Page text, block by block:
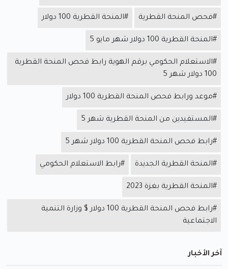
#فحص المنحة القطرية #المنحة القطرية 100 دولار
#المنحة القطرية 100 دولار شهر مايو 5
#الاستعلام الحكومي برقم الهوية رابط فحص المنحة القطرية
100 دولار شهر 5
#موعد ورابط فحص المنحة القطرية 100 دولار
#المستفيدين من المنحة القطرية شهر 5
#رابط فحص المنحة القطرية 100 دولار شهر 5
#المنحة القطرية الجديدة #رابط الاستعلام الحكومي
#المنحة القطرية بغزة 2023
#رابط فحص المنحة القطرية 100 دولار $ وزارة التنمية
الاجتماعية
آخر الأخبار